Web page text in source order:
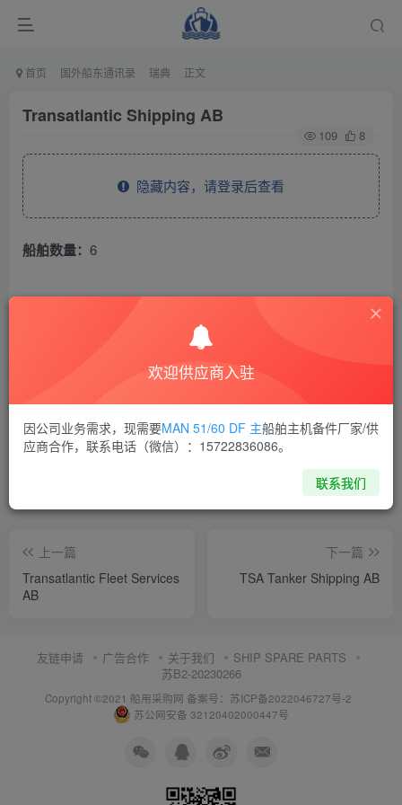
首页 国外船东通讯录 瑞典 正文
Transatlantic Shipping AB
109 8
隐藏内容，请登录后查看
船舶数量： 6
THE END
喜欢就支持一下吧
上一篇
Transatlantic Fleet Services
AB
下一篇
TSA Tanker Shipping AB
友链申请 广告合作 关于我们
SHIP SPARE PARTS
苏B2-20230266
Copyright ©2021 船用采购网 备案号：苏ICP备2022046727号-2
苏公网安备 32120402000447号
欢迎供应商入驻
因公司业务需求，现需要MAN 51/60 DF 主船舶主机备件厂家/供
应商合作，联系电话（微信）：15722836086。
联系我们